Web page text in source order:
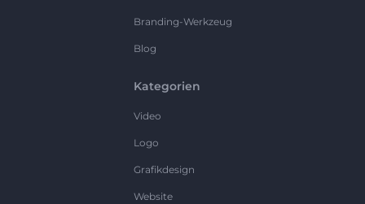
Branding-Werkzeug
Blog
Kategorien
Video
Logo
Grafikdesign
Website